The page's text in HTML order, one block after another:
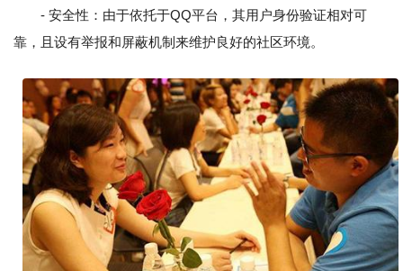
- 安全性：由于依托于QQ平台，其用户身份验证相对可
靠，且设有举报和屏蔽机制来维护良好的社区环境。